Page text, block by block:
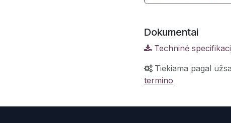
Dokumentai
Techninė
Tiekiama pagal
termino